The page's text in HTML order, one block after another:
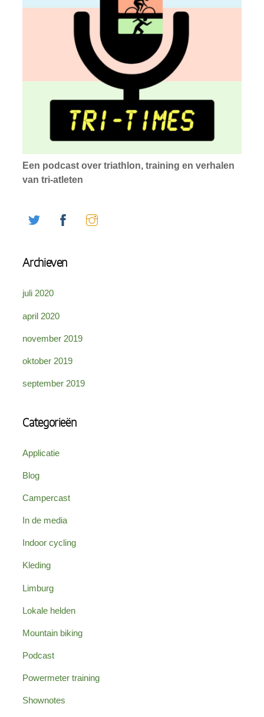
Een podcast over triathlon, training en verhalen
van tri-atleten
Twitter Facebook
Archieven
juli 2020
april 2020
november 2019
oktober 2019
september 2019
Categorieën
Applicatie
Blog
Campercast
In de media
Indoor cycling
Kleding
Limburg
Lokale helden
Mountain biking
Podcast
Powermeter training
Shownotes